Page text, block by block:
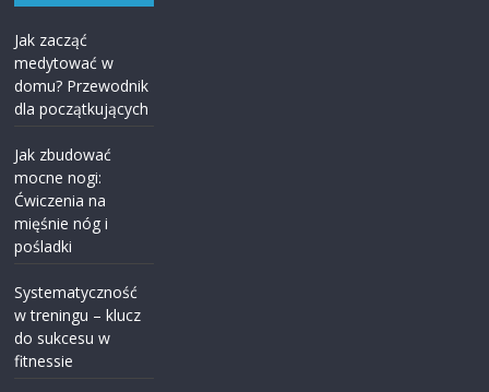
Jak zacząć
medytować w
domu? Przewodnik
dla początkujących
Jak zbudować
mocne nogi:
Ćwiczenia na
mięśnie nóg i
pośladki
Systematyczność
w treningu – klucz
do sukcesu w
fitnessie